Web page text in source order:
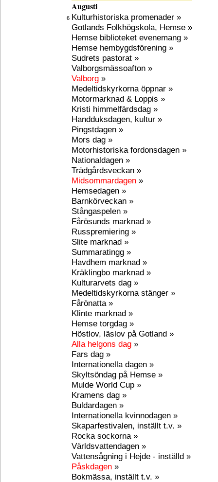
Augusti
6 Kulturhistoriska promenader »
Gotlands Folkhögskola, Hemse »
Hemse biblioteket evenemang »
Hemse hembygdsförening »
Sudrets pastorat »
Valborgsmässoafton »
Valborg »
Medeltidskyrkorna öppnar »
Motormarknad & Loppis »
Kristi himmelfärdsdag »
Handduksdagen, kultur »
Pingstdagen »
Mors dag »
Motorhistoriska fordonsdagen »
Nationaldagen »
Trädgårdsveckan »
Midsommardagen »
Hemsedagen »
Barnkörveckan »
Stångaspelen »
Fårösunds marknad »
Russpremiering »
Slite marknad »
Summaratingg »
Havdhem marknad »
Kräklingbo marknad »
Kulturarvets dag »
Medeltidskyrkorna stänger »
Fårönatta »
Klinte marknad »
Hemse torgdag »
Höstlov, läslov på Gotland »
Alla helgons dag »
Fars dag »
Internationella dagen »
Skyltsöndag på Hemse »
Mulde World Cup »
Kramens dag »
Buldardagen »
Internationella kvinnodagen »
Skaparfestivalen, inställt t.v. »
Rocka sockorna »
Världsvattendagen »
Vattensågning i Hejde - inställd »
Påskdagen »
Bokmässa, inställt t.v. »